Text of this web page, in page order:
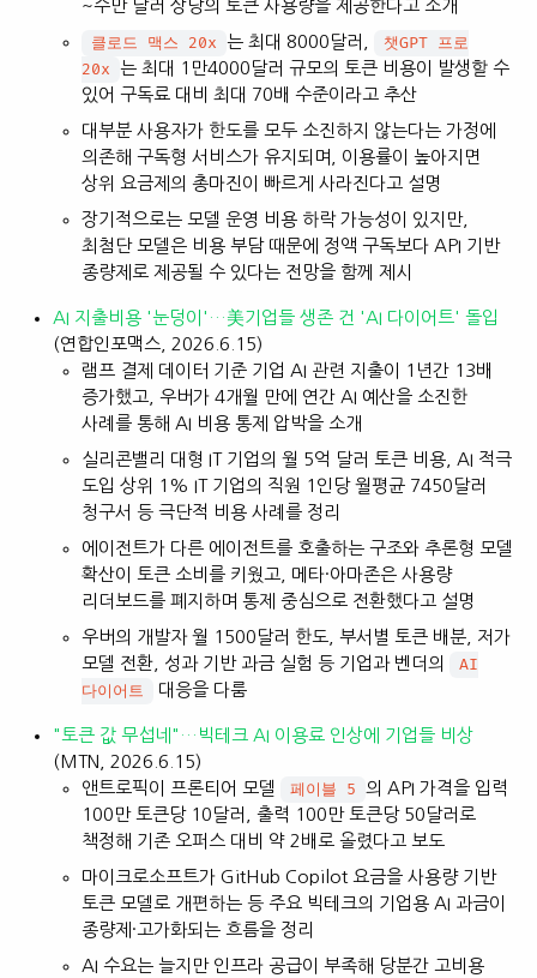
~수만 달러 상당의 토큰 사용량을 제공한다고 소개
클로드 맥스 20x 는 최대 8000달러,
챗GPT 프로
20x 는 최대 1만4000달러 규모의 토큰 비용이 발생할 수
있어 구독료 대비 최대 70배 수준이라고 추산
대부분 사용자가 한도를 모두 소진하지 않는다는 가정에
의존해 구독형 서비스가 유지되며, 이용률이 높아지면
상위 요금제의 총마진이 빠르게 사라진다고 설명
장기적으로는 모델 운영 비용 하락 가능성이 있지만,
최첨단 모델은 비용 부담 때문에 정액 구독보다 API 기반
종량제로 제공될 수 있다는 전망을 함께 제시
AI 지출비용 '눈덩이'…美기업들 생존 건 'AI 다이어트' 돌입
(연합인포맥스, 2026.6.15)
램프 결제 데이터 기준 기업 AI 관련 지출이 1년간 13배
증가했고, 우버가 4개월 만에 연간 AI 예산을 소진한
사례를 통해 AI 비용 통제 압박을 소개
실리콘밸리 대형 IT 기업의 월 5억 달러 토큰 비용, AI 적극
도입 상위 1% IT 기업의 직원 1인당 월평균 7450달러
청구서 등 극단적 비용 사례를 정리
에이전트가 다른 에이전트를 호출하는 구조와 추론형 모델
확산이 토큰 소비를 키웠고, 메타·아마존은 사용량
리더보드를 폐지하며 통제 중심으로 전환했다고 설명
우버의 개발자 월 1500달러 한도, 부서별 토큰 배분, 저가
모델 전환, 성과 기반 과금 실험 등 기업과 벤더의
AI
다이어트
대응을 다룸
"토큰 값 무섭네"…빅테크 AI 이용료 인상에 기업들 비상
(MTN, 2026.6.15)
앤트로픽이 프론티어 모델
페이블 5 의 API 가격을 입력
100만 토큰당 10달러, 출력 100만 토큰당 50달러로
책정해 기존 오퍼스 대비 약 2배로 올렸다고 보도
마이크로소프트가 GitHub Copilot 요금을 사용량 기반
토큰 모델로 개편하는 등 주요 빅테크의 기업용 AI 과금이
종량제·고가화되는 흐름을 정리
AI 수요는 늘지만 인프라 공급이 부족해 당분간 고비용